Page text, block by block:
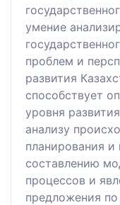
умение
проблем и
развития
способствует
уровня
анализу
планирования и
составлению
процессов и
предложения по